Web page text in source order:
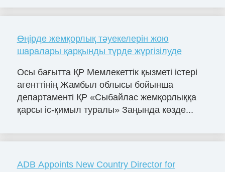
Өңірде жемқорлық тәуекелерін жою
шаралары қарқынды түрде жүргізілуде
Осы бағытта ҚР Мемлекеттік қызметі істері
агенттінің Жамбыл облысы бойынша
департаменті ҚР «Сыбайлас жемқорлыққа
қарсы іс-қимыл туралы» Заңында көзде...
ADB Appoints New Country Director for